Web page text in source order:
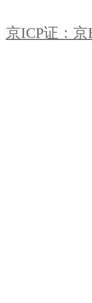
京ICP证：京